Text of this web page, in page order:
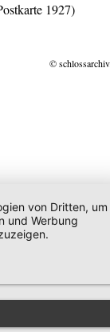
1927)
©
von Dritten, um
und Werbung